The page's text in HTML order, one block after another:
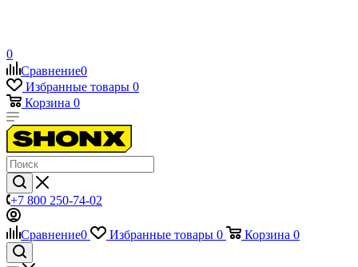
0
Сравнение0
Избранные товары 0
Корзина 0
+7 800 250-74-02
Сравнение0 Избранные товары 0 Корзина 0